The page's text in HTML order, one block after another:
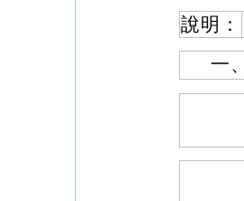
說明：
一、